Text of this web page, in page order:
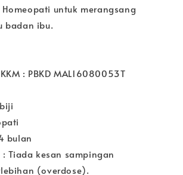
untuk merangsang
badan ibu.
: PBKD MAL16080053T
bulan
Tiada kesan sampingan
(overdose).